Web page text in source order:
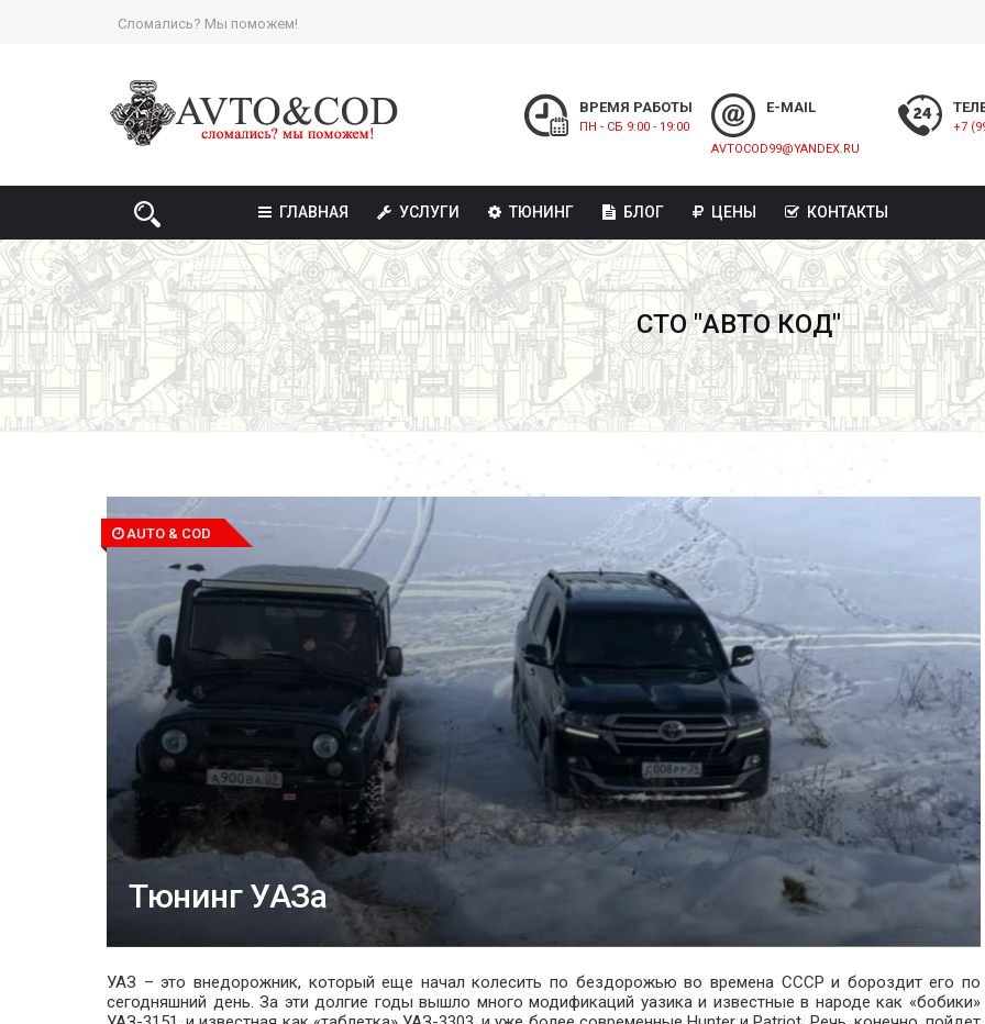
Сломались? Мы поможем!
+7
E-MAIL
AVTOCOD99@YANDEX.RU
ВРЕМЯ РАБОТЫ
ПН - СБ 9:00 - 19:00
ГЛАВНАЯ УСЛУГИ ТЮНИНГ БЛОГ ЦЕНЫ КОНТАКТЫ
СТО "АВТО КОД"
AUTO & COD
Тюнинг УАЗа
УАЗ – это внедорожник, который еще начал колесить по бездорожью во времена СССР и бороздит его по
сегодняшний день. За эти долгие годы вышло много модификаций уазика и известные в народе как «бобики»